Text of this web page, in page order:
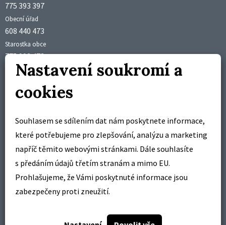
775 393 397
Obecní úřad
608 440 473
Starostka obce
775 992 473
Účetní obce
starosta@brusne.cz
Úřední hodiny
pondělí 18:00 – 19:00 hodin
středa 18:00 – 19:00 hodin
Pracovní doba
pondělí – pátek
7:00 – 14:30
Nastavení soukromí a
cookies
Souhlasem se sdílením dat nám poskytnete informace,
které potřebujeme pro zlepšování, analýzu a marketing
napříč těmito webovými stránkami. Dále souhlasíte
s předáním údajů třetím stranám a mimo EU.
Prohlašujeme, že Vámi poskytnuté informace jsou
zabezpečeny proti zneužití.